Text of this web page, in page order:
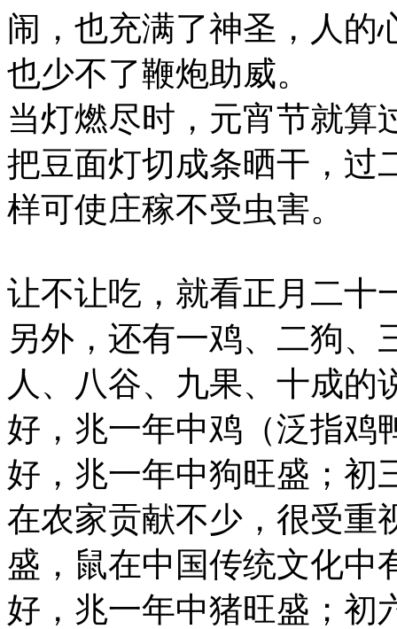
闹，也充满了神圣，人的
也少不了鞭炮助威。
当灯燃尽时，元宵节就算
把豆面灯切成条晒干，过
样可使庄稼不受虫害。
让不让吃，就看正月二十
另外，还有一鸡、二狗、
人、八谷、九果、十成的
好，兆一年中鸡（泛指鸡
好，兆一年中狗旺盛；初
在农家贡献不少，很受重
盛，鼠在中国传统文化中
好，兆一年中猪旺盛；初